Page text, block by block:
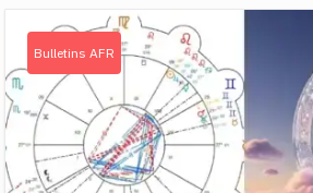
Bulletins AFR